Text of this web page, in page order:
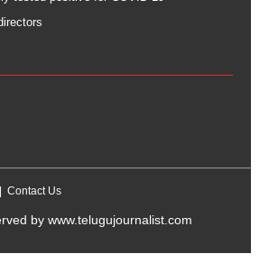
Contact Us
by www.telugujournalist.com